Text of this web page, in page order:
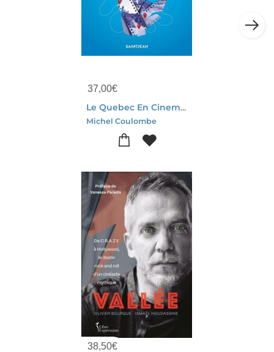
37,00€
Le Quebec En Cinemascope
Michel Coulombe
38,50€